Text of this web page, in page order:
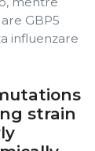
GBP5
influenzare
strain